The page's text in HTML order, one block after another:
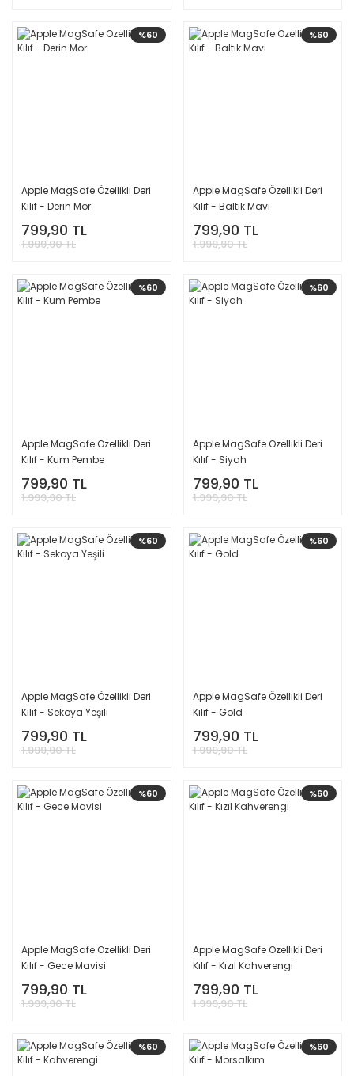
%60
Apple MagSafe Özellikli Deri
Kılıf - Derin Mor
799,90 TL
1.999,90 TL
%60
Apple MagSafe Özellikli Deri
Kılıf - Baltık Mavi
799,90 TL
1.999,90 TL
%60
Apple MagSafe Özellikli Deri
Kılıf - Kum Pembe
799,90 TL
1.999,90 TL
%60
Apple MagSafe Özellikli Deri
Kılıf - Siyah
799,90 TL
1.999,90 TL
%60
Apple MagSafe Özellikli Deri
Kılıf - Sekoya Yeşili
799,90 TL
1.999,90 TL
%60
Apple MagSafe Özellikli Deri
Kılıf - Gold
799,90 TL
1.999,90 TL
%60
Apple MagSafe Özellikli Deri
Kılıf - Gece Mavisi
799,90 TL
1.999,90 TL
%60
Apple MagSafe Özellikli Deri
Kılıf - Kızıl Kahverengi
799,90 TL
1.999,90 TL
%60 %60